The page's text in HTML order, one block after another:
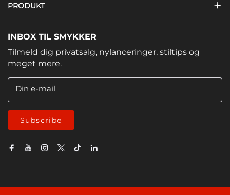
PRODUKT
INBOX TIL SMYKKER
Tilmeld dig privatsalg, nylanceringer, stiltips og
meget mere.
Din e-mail
Subscribe